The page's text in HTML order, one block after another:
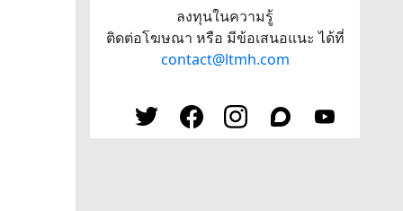
ลงทุนในความรู้
ติดต่อโฆษณา หรือ มีข้อเสนอแนะ ได้ที่
contact@ltmh.com